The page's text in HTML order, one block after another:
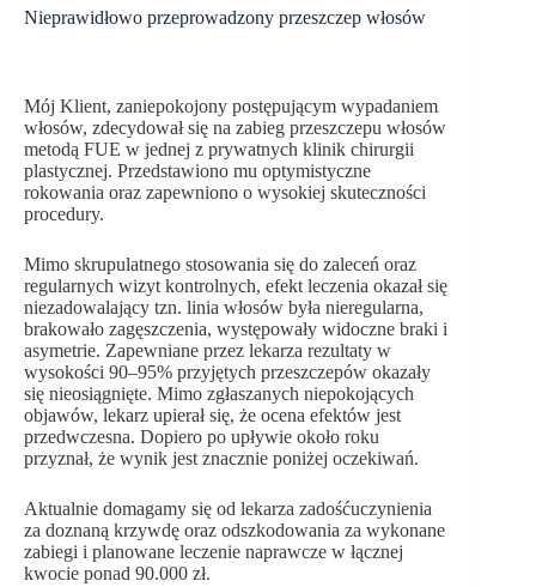
Nieprawidłowo przeprowadzony przeszczep włosów
Mój Klient, zaniepokojony postępującym wypadaniem
włosów, zdecydował się na zabieg przeszczepu włosów
metodą FUE w jednej z prywatnych klinik chirurgii
plastycznej. Przedstawiono mu optymistyczne
rokowania oraz zapewniono o wysokiej skuteczności
procedury.
Mimo skrupulatnego stosowania się do zaleceń oraz
regularnych wizyt kontrolnych, efekt leczenia okazał się
niezadowalający tzn. linia włosów była nieregularna,
brakowało zagęszczenia, występowały widoczne braki i
asymetrie. Zapewniane przez lekarza rezultaty w
wysokości 90–95% przyjętych przeszczepów okazały
się nieosiągnięte. Mimo zgłaszanych niepokojących
objawów, lekarz upierał się, że ocena efektów jest
przedwczesna. Dopiero po upływie około roku
przyznał, że wynik jest znacznie poniżej oczekiwań.
Aktualnie domagamy się od lekarza zadośćuczynienia
za doznaną krzywdę oraz odszkodowania za wykonane
zabiegi i planowane leczenie naprawcze w łącznej
kwocie ponad 90.000 zł.